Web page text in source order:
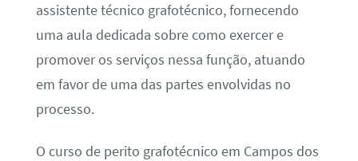
assistente técnico grafotécnico, fornecendo
uma aula dedicada sobre como exercer e
promover os serviços nessa função, atuando
em favor de uma das partes envolvidas no
processo.
O curso de perito grafotécnico em Campos dos